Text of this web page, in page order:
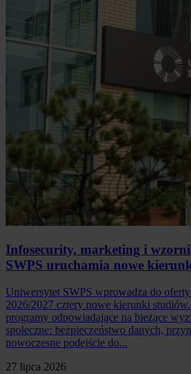
Infosecurity, marketing i
SWPS uruchamia nowe
Uniwersytet SWPS wprowadza do
2026/2027 cztery nowe kierunki
programy odpowiadające na bieżące
społeczne: bezpieczeństwo danych,
nowoczesne podejście do...
27 lipca 2026